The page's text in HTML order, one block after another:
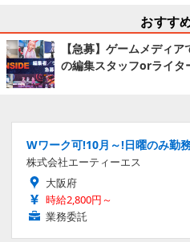
おすす
【急募】ゲームメディ
の編集スタッフorライタ
Wワーク可!10月～!日曜のみ勤
株式会社エーティーエス
大阪府
時給2,800円～
業務委託